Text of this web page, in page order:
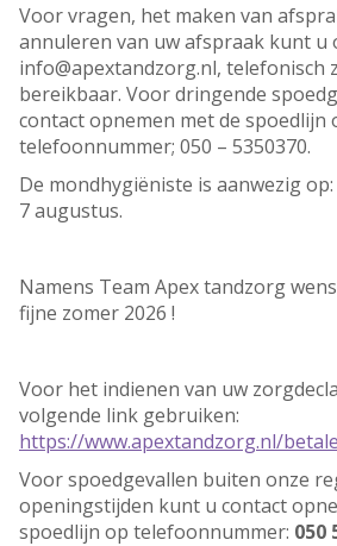
Voor vragen, het maken van
annuleren van uw afspraak kunt u
info@apextandzorg.nl, telefonisch
bereikbaar. Voor dringende
contact opnemen met de spoedlijn
telefoonnummer; 050 – 5350370.
De mondhygiëniste is aanwezig
7 augustus.
Namens Team Apex tandzorg
fijne zomer 2026 !
Voor het indienen van uw
volgende link gebruiken:
https://www.apextandzorg.nl/
Voor spoedgevallen buiten onze
openingstijden kunt u contact
spoedlijn op telefoonnummer: 050